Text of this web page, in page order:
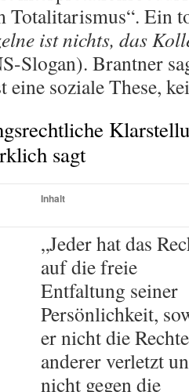
Totalitarismus“. Ein
ist nichts, das
Slogan). Brantner
eine soziale These,
sagt
Inhalt
„Jeder hat das
auf die freie
Entfaltung seiner
Persönlichkeit,
er nicht die Rechte
anderer verletzt
nicht gegen die